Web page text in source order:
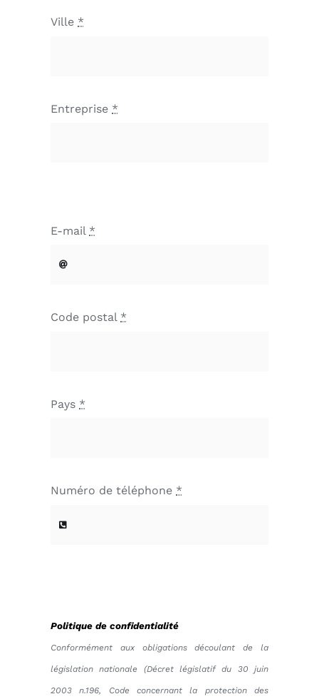
Ville *
Entreprise *
E-mail *
Code postal *
Pays *
Numéro de téléphone *
Politique de confidentialité
Conformément aux obligations découlant de la
législation nationale (Décret législatif du 30 juin
2003 n.196, Code concernant la protection des